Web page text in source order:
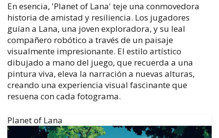
En esencia, 'Planet of Lana' teje una conmovedora
historia de amistad y resiliencia. Los jugadores
guían a Lana, una joven exploradora, y su leal
compañero robótico a través de un paisaje
visualmente impresionante. El estilo artístico
dibujado a mano del juego, que recuerda a una
pintura viva, eleva la narración a nuevas alturas,
creando una experiencia visual fascinante que
resuena con cada fotograma.
Planet of Lana